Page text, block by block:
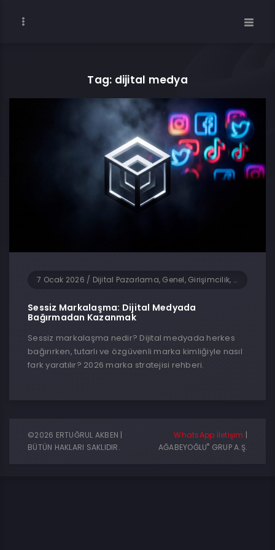
Tag: dijital medya
7 Ocak 2026 / Dijital Pazarlama, Genel, Girişimcilik, Sosyal Medya, Teknoloji
Sessiz Markalaşma: Dijital Medyada
Bağırmadan Kazanmak
Sessiz markalaşma nedir? Dijital medyada herkes
bağırırken, tutarlı ve özgüvenli marka kimliğiyle nasıl
fark yaratılır? 2026 marka stratejisi rehberi.
©2026 ERTUĞRUL AKBEN |
BÜTÜN HAKLARI SAKLIDIR.
WhatsApp İletişim |
AĞABEYOĞLU® GRUP A.Ş.